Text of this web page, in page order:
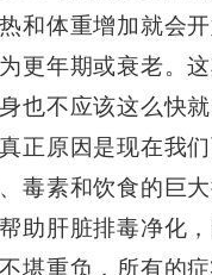
和体重增加就会
更年期或衰老。
也不应该这么快
正原因是现在我
毒素和饮食的巨
助肝脏排毒净化
堪重负，所有的